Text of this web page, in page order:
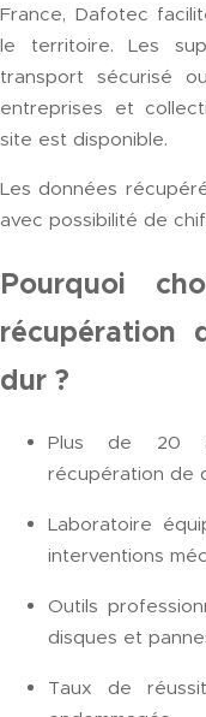
France, Dafotec
le territoire. Les
transport sécurisé
entreprises et
site est disponible.
Les données
avec possibilité de
Pourquoi
récupération
dur ?
Plus de 20
récupération de
Laboratoire
interventions
Outils
disques et
Taux de